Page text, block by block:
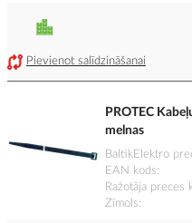
Pievienot salīdzināšanai
PROTEC
melnas
BaltikElektro
EAN kods
Ražotāja preces
Zīmols